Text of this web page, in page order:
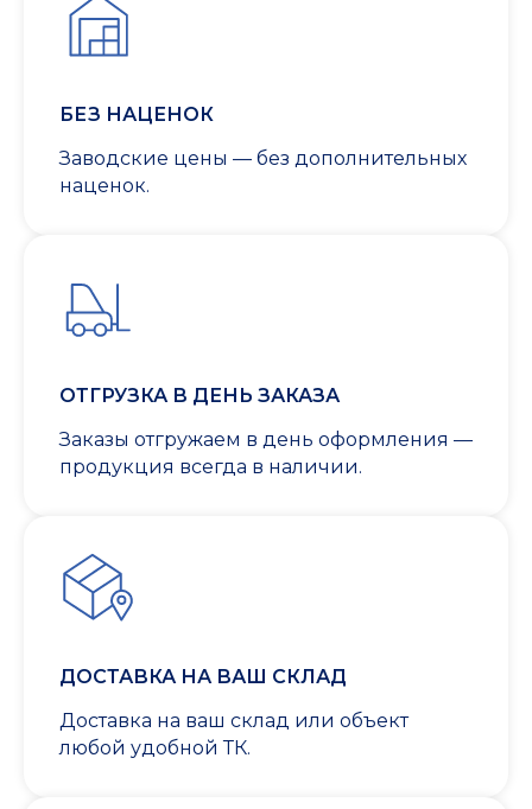
БЕЗ НАЦЕНОК
Заводские цены — без дополнительных
наценок.
ОТГРУЗКА В ДЕНЬ ЗАКАЗА
Заказы отгружаем в день оформления —
продукция всегда в наличии.
ДОСТАВКА НА ВАШ СКЛАД
Доставка на ваш склад или объект
любой удобной ТК.